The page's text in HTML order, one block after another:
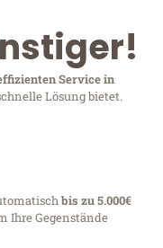
Service in
Lösung bietet.
bis zu 5.000€
Ihre Gegenstände